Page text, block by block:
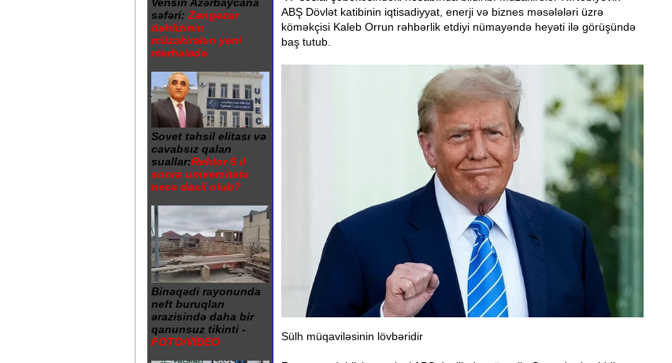
Vensin Azərbaycana
səfəri: Zəngəzur
dəhlizinin
müzakirələri yeni
mərhələdə
Sovet təhsil elitası və
cavabsız qalan
suallar:Rektor 6 il
sonra universitetə
necə daxil olub?
Binəqədi rayonunda
neft buruqları
ərazisində daha bir
qanunsuz tikinti -
FOTO/VİDEO
ABŞ Dövlət katibinin iqtisadiyyat, enerji və biznes məsələləri üzrə
köməkçisi Kaleb Orrun rəhbərlik etdiyi nümayəndə heyəti ilə görüşündə
baş tutub.
Sülh müqaviləsinin lövbəridir